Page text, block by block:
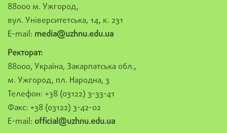
88000 м. Ужгород,
вул. Університетська, 14, к. 231
E-mail: media@uzhnu.edu.ua
Ректорат:
88000, Україна, Закарпатська обл.,
м. Ужгород, пл. Народна, 3
Телефон: +38 (03122) 3-33-41
Факс: +38 (03122) 3-42-02
E-mail: official@uzhnu.edu.ua